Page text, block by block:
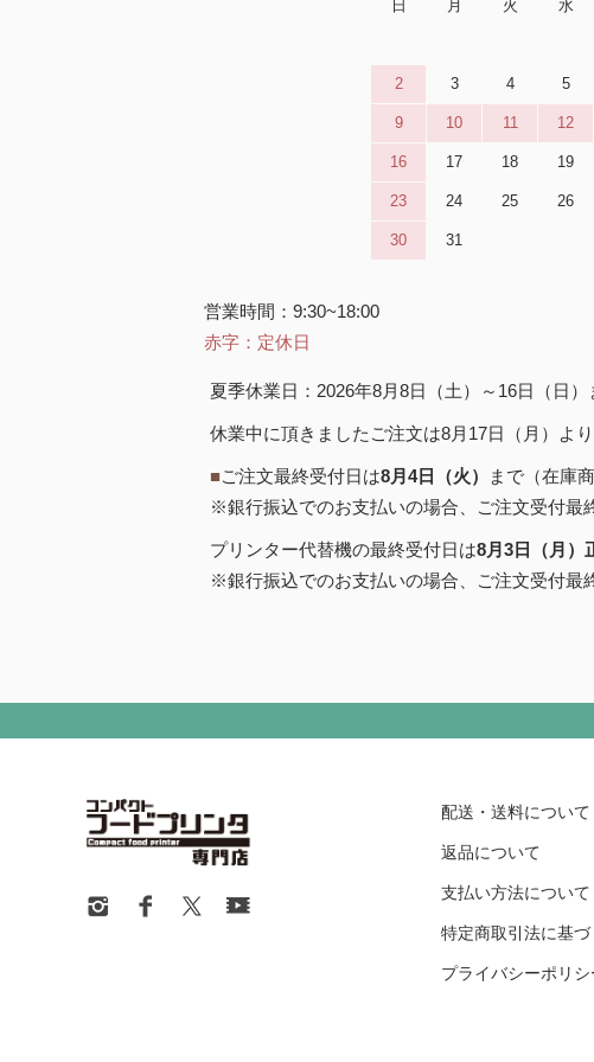
日 月 火 水
2 3 4 5
9 10 11 12
16 17 18 19
23 24 25 26
30 31
営業時間：9:30~18:00
赤字：定休日
夏季休業日：2026年8月8日（土）～16日（日）
休業中に頂きましたご注文は8月17日（月）より
■ご注文最終受付日は8月4日（火）
まで（在庫
※銀行振込でのお支払いの場合、ご注文受付最
プリンター代替機の最終受付日は8月3日（月）
※銀行振込でのお支払いの場合、ご注文受付最
配送・送料について
返品について
支払い方法について
特定商取引法に基
プライバシーポリシ